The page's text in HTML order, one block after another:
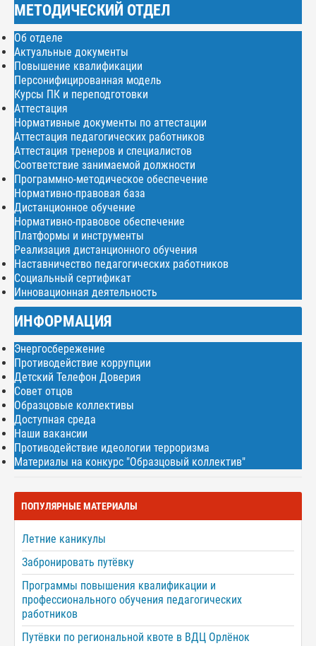
МЕТОДИЧЕСКИЙ ОТДЕЛ
Об отделе
Актуальные документы
Повышение квалификации
Персонифицированная модель
Курсы ПК и переподготовки
Аттестация
Нормативные документы по аттестации
Аттестация педагогических работников
Аттестация тренеров и специалистов
Соответствие занимаемой должности
Программно-методическое обеспечение
Нормативно-правовая база
Дистанционное обучение
Нормативно-правовое обеспечение
Платформы и инструменты
Реализация дистанционного обучения
Наставничество педагогических работников
Социальный сертификат
Инновационная деятельность
ИНФОРМАЦИЯ
Энергосбережение
Противодействие коррупции
Детский Телефон Доверия
Совет отцов
Образцовые коллективы
Доступная среда
Наши вакансии
Противодействие идеологии терроризма
Материалы на конкурс "Образцовый коллектив"
ПОПУЛЯРНЫЕ МАТЕРИАЛЫ
Летние каникулы
Забронировать путёвку
Программы повышения квалификации и
профессионального обучения педагогических
работников
Путёвки по региональной квоте в ВДЦ Орлёнок